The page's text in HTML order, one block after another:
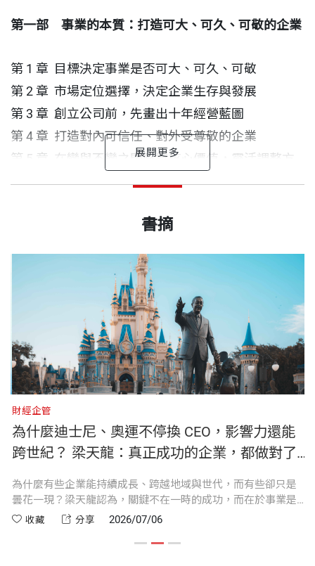
到國際的梁天龍，寫給每一個正在經營人生事業的
好、過好的人，它不給你速成的公式，而是幫你建立
一套可以用一輩子的思考框架，讓你在每一個關鍵選
擇面前，都知道自己為何出發、該往哪裡走，以及值
不值得走下去。
「人生，就是創造生命中的事業。
花十年帶起一個部門，那是事業；
用自己的方式把一件事做到讓人信任也是事業。
事業就是你這一生中認真投入、
希望它開花結果的事情。
不管你現在的角色是什麼，
都可以擁有經營者的長期思維。
看得遠、想得深、做得扎實，
任何想把一件事做好、做久的人，
都值得練習這種思考方式。」
──梁天龍
誠摯推薦（依姓氏筆劃順序）
高希均｜遠見．天下文化事業群創辦人
郝旭烈｜郝聲音Podcast主持人
第一部 事業的本質：打造可大、可久、可敬的企業
第 1 章 目標決定事業是否可大、可久、可敬
第 2 章 市場定位選擇，決定企業生存與發展
第 3 章 創立公司前，先畫出十年經營藍圖
第 4 章 打造對內可信任、對外受尊敬的企業
第 5 章 在變與不變之間堅持核心價值，靈活調整方
法
第 7 章 先問能解決什麼問題，再談要做什麼產品
第 8 章 最好的洞察，都來自現場觀察
第 9 章 等價銷售，讓價格回歸價值
第 10 章 透過自產自銷，掌握價值詮釋權
第 11 章 每一個銷售行為，都是在培育消費者
第 12 章 價值是最好的護城河，不必害怕競爭者
第 13 章 最好的廣告是實力，而非用包裝建立競爭力
第三部 以人為本的事業根基：建立相互支持的協作
體系
這裡說的事業不只是一家公司或一個頭銜。花十年帶
起一個部門，那是事業；用自己的方式把一件事做到
讓人信任也是事業。事業就是你這一生中認真投入、
希望它開花結果的事情。
只要你正在經營這樣的一件事，你就會不斷面對同樣
的問題：方向對不對、能不能走得遠、做的方式值不
值得別人敬重。這三個問題，就是這本書要談的六個
字──可大、可久、可敬。
這六個字誕生於許多年前一位夥伴要離職的故事。還
記得那天我跟他談了很久，我對他說：「你要去外面
保險行銷集團創辦人，1954年生，1983年成立保險
獎IDA執行委員會創會主席、IARFC國際認證財務顧
問師協會大中華區主席、世界華人保險500強團隊
（CIA500）執行委員會創會主席等職。
1983年，他從出版保險知識書籍與《保險行銷》、
《Advisers財務顧問》雜誌起步，至今累計出版超過
五千萬冊金融保險相關叢書與手冊，成為世界華人保
險從業人員重要的專業資訊平台；1996年，創辦「世
界華人保險大會」，為華人保險業界規格最高、規模
最大的國際型會議之一；1998年，創設「國際龍獎ID
A」獎項，截至2026年有逾195,000名來自17個國家
與地區、逾250家金融保險機構專業人士獲此殊榮，
BCB917
出版社 天下文化
裝幀 平裝
開本 18.2×25.7×1.3cm
印刷規格 黑白
書摘
財經企管
為什麼迪士尼、奧運不停換 CEO，影響力還能
跨世紀？ 梁天龍：真正成功的企業，都做對了
為什麼有些企業能持續成長、跨越地域與世代，而有些卻只是
曇花一現？梁天龍認為，關鍵不在一時的成功，而在於事業是
否具備兩個核心條件：可複製與可持續。前者代表成功的方法
基礎，最終建立起不依賴個人、而是由品牌與制度驅動的永續
收藏 分享 2026/07/06